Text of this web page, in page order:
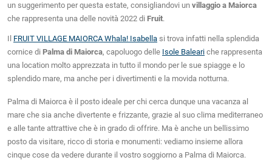
un suggerimento per questa estate, consigliandovi un villaggio a Maiorca
che rappresenta una delle novità 2022 di Fruit.
Il FRUIT VILLAGE MAIORCA Whala! Isabella si trova infatti nella splendida
cornice di Palma di Maiorca, capoluogo delle Isole Baleari che rappresenta
una location molto apprezzata in tutto il mondo per le sue spiagge e lo
splendido mare, ma anche per i divertimenti e la movida notturna.
Palma di Maiorca è il posto ideale per chi cerca dunque una vacanza al
mare che sia anche divertente e frizzante, grazie al suo clima mediterraneo
e alle tante attrattive che è in grado di offrire. Ma è anche un bellissimo
posto da visitare, ricco di storia e monumenti: vediamo insieme allora
cinque cose da vedere durante il vostro soggiorno a Palma di Maiorca.